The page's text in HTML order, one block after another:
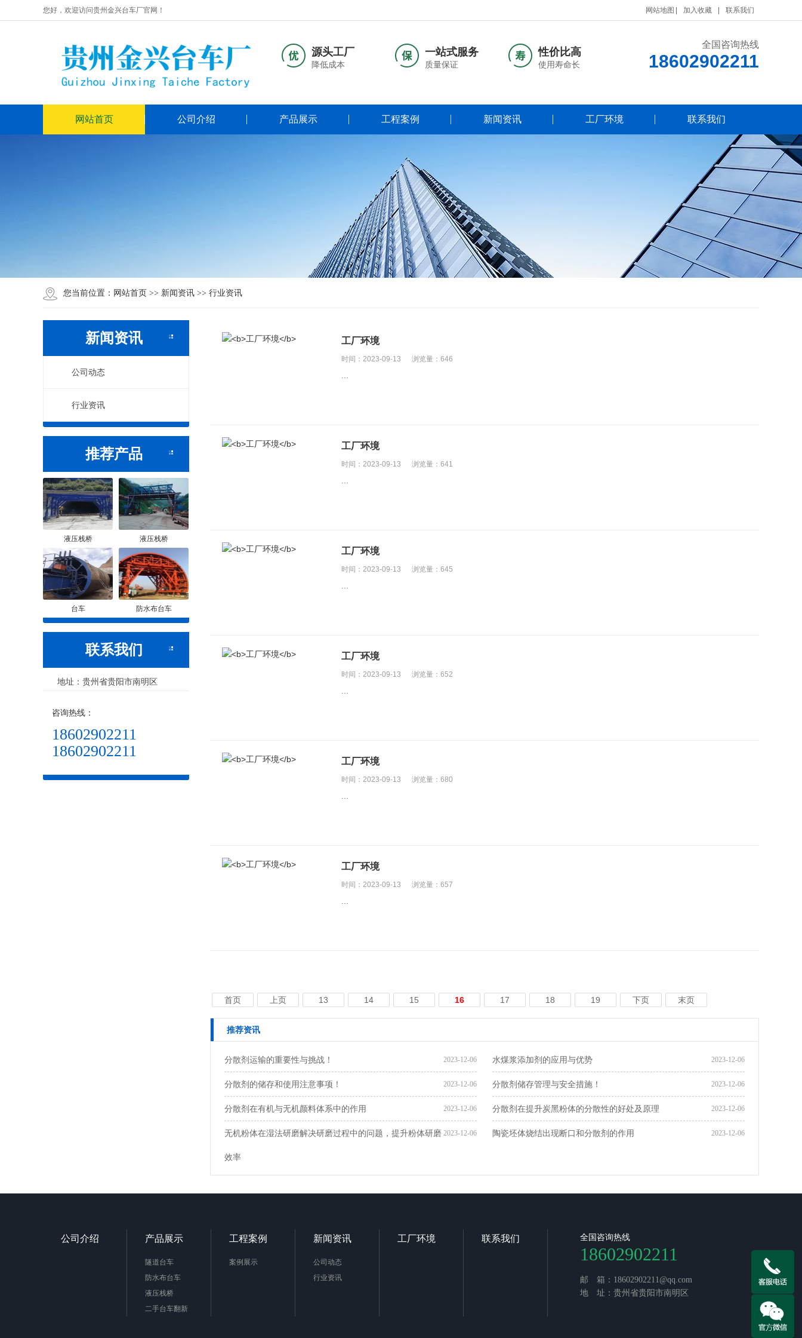
网站地图 加入收藏 联系我们
您好，欢迎访问贵州金兴台车厂官网！
源头工厂
降低成本
一站式服务
质量保证
性价比高
使用寿命长
全国咨询热线
18602902211
网站首页 公司介绍 产品展示 工程案例 新闻资讯 工厂环境 联系我们
您当前位置： 网站首页 >> 新闻资讯 >> 行业资讯
新闻资讯
公司动态
行业资讯
推荐产品
液压栈桥 液压栈桥
台车 防水布台车
联系我们
地址：贵州省贵阳市南明区
咨询热线：
18602902211
18602902211
工厂环境
时间：2023-09-13 浏览量：646
工厂环境
时间：2023-09-13 浏览量：641
工厂环境
时间：2023-09-13 浏览量：645
工厂环境
时间：2023-09-13 浏览量：652
工厂环境
时间：2023-09-13 浏览量：680
工厂环境
时间：2023-09-13 浏览量：657
首页 上页 13 14 15 16 17 18 19 下页 末页
推荐资讯
2023-12-06
分散剂运输的重要性与挑战！ 2023-12-06
水煤浆添加剂的应用与优势
2023-12-06
分散剂的储存和使用注意事项！ 2023-12-06
分散剂储存管理与安全措施！
2023-12-06
分散剂在有机与无机颜料体系中的作用 2023-12-06
分散剂在提升炭黑粉体的分散性的好处及原理
2023-12-06
无机粉体在湿法研磨解决研磨过程中的问题，提升粉体研磨
效率
2023-12-06
陶瓷坯体烧结出现断口和分散剂的作用
公司介绍 产品展示
隧道台车
防水布台车
液压栈桥
二手台车翻新
工程案例
案例展示
新闻资讯
公司动态
行业资讯
工厂环境 联系我们 全国咨询热线
18602902211
邮 箱：18602902211@qq.com
地 址：贵州省贵阳市南明区